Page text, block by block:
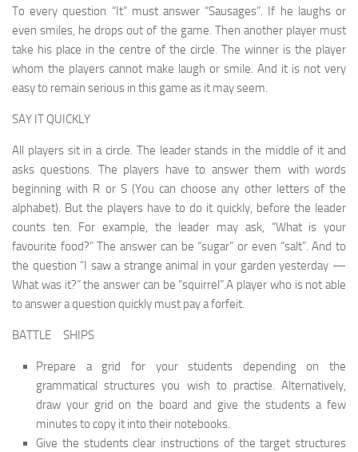
To every question “It” must answer “Sausages”. If he laughs or
even smiles, he drops out of the game. Then another player must
take his place in the centre of the circle. The winner is the player
whom the players cannot make laugh or smile. And it is not very
easy to remain serious in this game as it may seem.
SAY IT QUICKLY
All players sit in a circle. The leader stands in the middle of it and
asks questions. The players have to answer them with words
beginning with R or S (You can choose any other letters of the
alphabet). But the players have to do it quickly, before the leader
counts ten. For example, the leader may ask, “What is your
favourite food?” The answer can be “sugar” or even “salt”. And to
the question “I saw a strange animal in your garden yesterday —
What was it?” the answer can be “squirrel”.A player who is not able
to answer a question quickly must pay a forfeit.
BATTLE SHIPS
Prepare a grid for your students depending on the
grammatical structures you wish to practise. Alternatively,
draw your grid on the board and give the students a few
minutes to copy it into their notebooks.
Give the students clear instructions of the target structures